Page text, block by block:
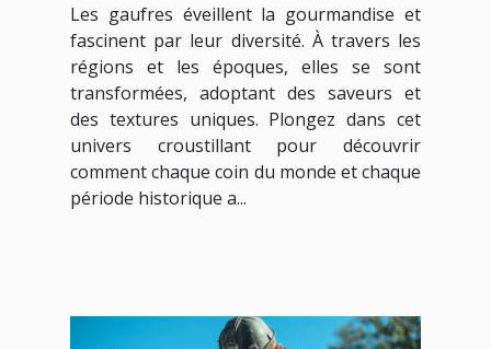
époques
Les gaufres éveillent la gourmandise et
fascinent par leur diversité. À travers les
régions et les époques, elles se sont
transformées, adoptant des saveurs et
des textures uniques. Plongez dans cet
univers croustillant pour découvrir
comment chaque coin du monde et chaque
période historique a...